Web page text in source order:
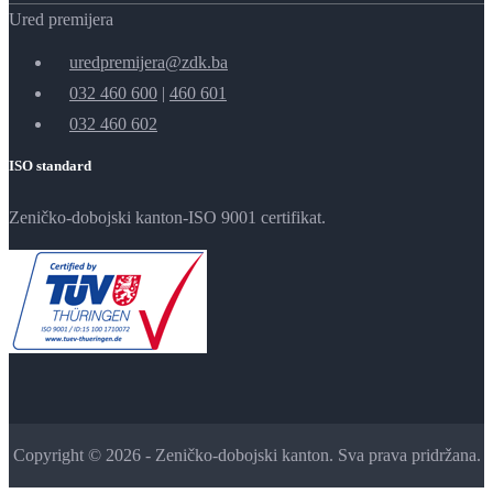
Ured premijera
uredpremijera@zdk.ba
032 460 600 | 460 601
032 460 602
ISO standard
Zeničko-dobojski kanton-ISO 9001 certifikat.
Copyright © 2026 - Zeničko-dobojski kanton. Sva prava pridržana.